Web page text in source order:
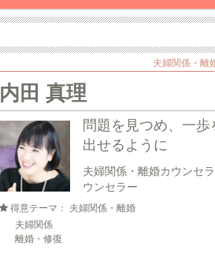
夫婦関係・離
内田 真理
問題を見つめ、一歩
出せるように
夫婦関係・離婚カウンセ
ウンセラー
得意テーマ： 夫婦関係・離婚
夫婦関係
離婚・修復